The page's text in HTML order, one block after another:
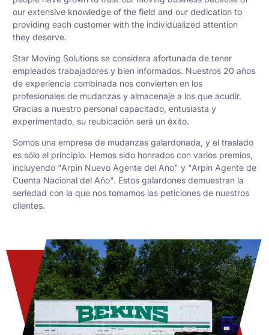
our extensive knowledge of the field and our dedication to
providing each customer with the individualized attention
they deserve.
Star Moving Solutions se considera afortunada de tener
empleados trabajadores y bien informados. Nuestros 20 años
de experiencia combinada nos convierten en los
profesionales de mudanzas y almacenaje a los que acudir.
Gracias a nuestro personal capacitado, entusiasta y
experimentado, su reubicación será un éxito.
Somos una empresa de mudanzas galardonada, y el traslado
es sólo el principio. Hemos sido honrados con varios premios,
incluyendo "Arpin Nuevo Agente del Año" y "Arpin Agente de
Cuenta Nacional del Año". Estos galardones demuestran la
seriedad con la que nos tomamos las peticiones de nuestros
clientes.